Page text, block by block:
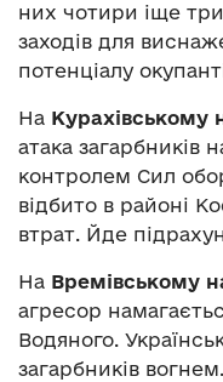
них чотири іще
заходів для
потенціалу
На Курахівському
атака загарбників
контролем Сил
відбито в районі
втрат. Йде
На Времівському
агресор
Водяного.
загарбників вогнем.